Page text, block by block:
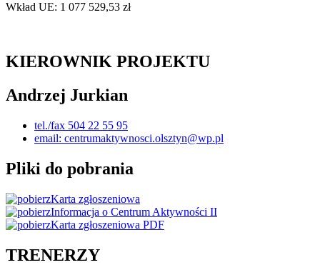
Wkład UE: 1 077 529,53 zł
KIEROWNIK PROJEKTU
Andrzej Jurkian
tel./fax 504 22 55 95
email: centrumaktywnosci.olsztyn@wp.pl
Pliki do pobrania
Karta zgłoszeniowa
Informacja o Centrum Aktywności II
Karta zgłoszeniowa PDF
TRENERZY